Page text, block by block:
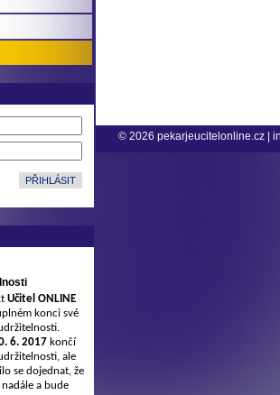
Učitel ONLINE
konci své
6. 2017 končí
ale
se dojednat, že
a bude
© 2026 pekarjeucitelonline.cz